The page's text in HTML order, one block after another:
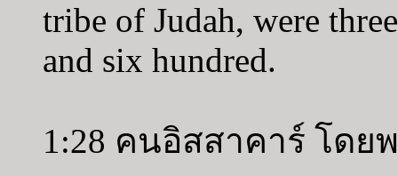
tribe of Judah, were
and six hundred.
1:28 คนอิสสาคาร์ โดย